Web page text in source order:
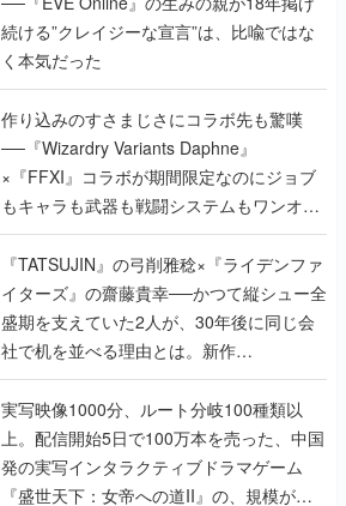
続ける”クレイジーな宣言”は、比喩ではな
く本気だった
作り込みのすさまじさにコラボ先も驚嘆
──『Wizardry Variants Daphne』
×『FFXI』コラボが期間限定なのにジョブ
もキャラも武器も戦闘システムもワンオフ
で作り込まれた理由を両ディレクターに聞
く
『TATSUJIN』の弓削雅稔×『ライデンファ
イターズ』の齋藤貴幸──かつて縦シュー全
盛期を支えていた2人が、30年後に同じ会
社で机を並べる理由とは。新作
『TATSUJIN EXTREME』で初タッグを組
んだレジェンド2人に訊く開発秘話
実写映像1000分、ルート分岐100種類以
上。配信開始5日で100万本を売った、中国
発の実写インタラクティブドラマゲーム
『盛世天下：女帝への道II』の、規模が違